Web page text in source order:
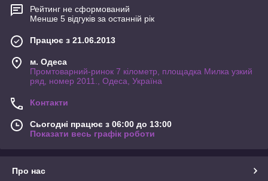
Рейтинг не сформований
Менше 5 відгуків за останній рік
Працює з 21.06.2013
м. Одеса
Промтоварний-ринок 7 кілометр, площадка Милка узкий
ряд, номер 2011., Одеса, Україна
Контакти
Сьогодні працює з 06:00 до 13:00
Показати весь графік роботи
Про нас